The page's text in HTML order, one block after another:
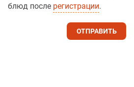
блюд после регистрации.
ОТПРАВИТЬ